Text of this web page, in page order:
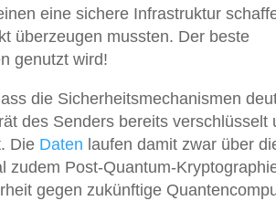
eine sichere Infrastruktur
überzeugen mussten. Der beste
genutzt wird!
die Sicherheitsmechanismen
des Senders bereits verschlüsselt
Die Daten laufen damit zwar über
zudem Post-Quantum-
gegen zukünftige